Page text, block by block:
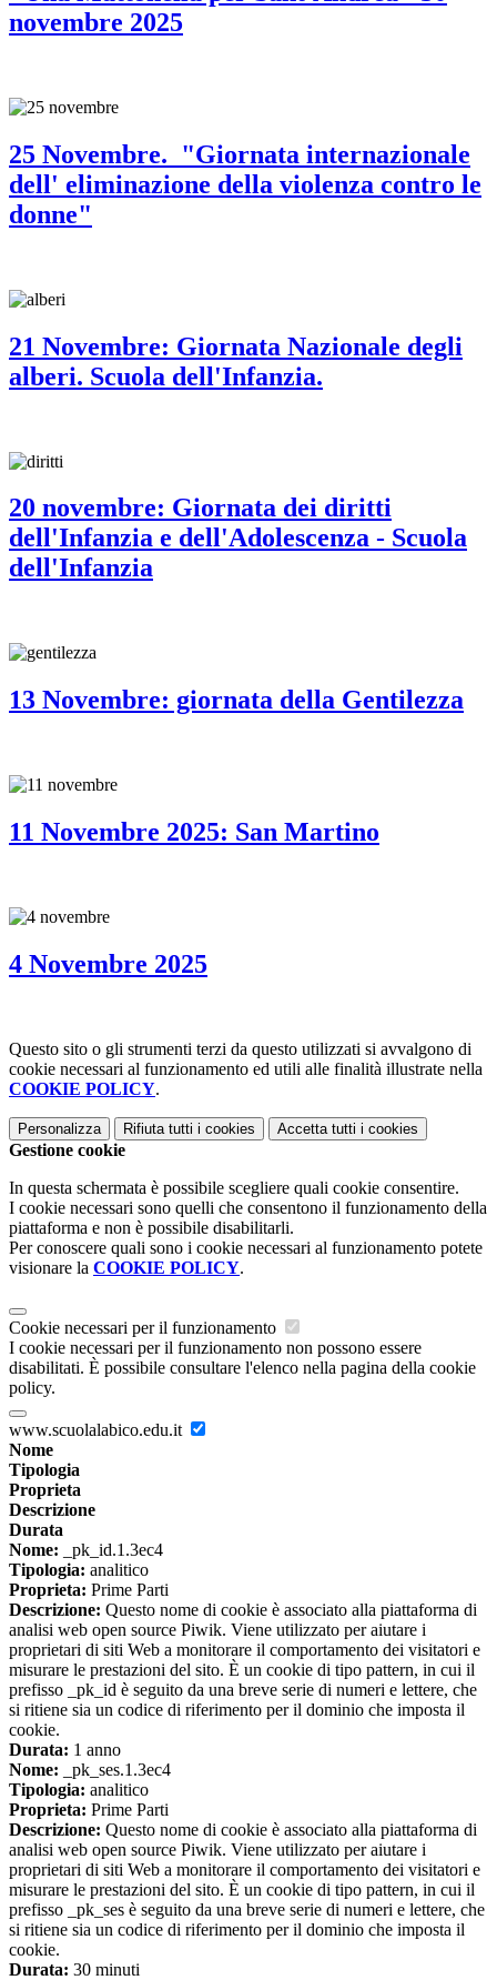
novembre 2025
25 Novembre. "Giornata internazionale
dell' eliminazione della violenza contro le
donne"
21 Novembre: Giornata Nazionale degli
alberi. Scuola dell'Infanzia.
20 novembre: Giornata dei diritti
dell'Infanzia e dell'Adolescenza - Scuola
dell'Infanzia
13 Novembre: giornata della Gentilezza
11 Novembre 2025: San Martino
4 Novembre 2025
Questo sito o gli strumenti terzi da questo utilizzati si avvalgono di
cookie necessari al funzionamento ed utili alle finalità illustrate nella
COOKIE POLICY.
Personalizza Rifiuta tutti i cookies Accetta tutti i cookies
Gestione cookie
In questa schermata è possibile scegliere quali cookie consentire.
I cookie necessari sono quelli che consentono il funzionamento della
piattaforma e non è possibile disabilitarli.
Per conoscere quali sono i cookie necessari al funzionamento potete
visionare la COOKIE POLICY.
Cookie necessari per il funzionamento
I cookie necessari per il funzionamento non possono essere
disabilitati. È possibile consultare l'elenco nella pagina della cookie
policy.
www.scuolalabico.edu.it
Nome
Tipologia
Proprieta
Descrizione
Durata
Nome: _pk_id.1.3ec4
Tipologia: analitico
Proprieta: Prime Parti
Descrizione: Questo nome di cookie è associato alla piattaforma di
analisi web open source Piwik. Viene utilizzato per aiutare i
proprietari di siti Web a monitorare il comportamento dei visitatori e
misurare le prestazioni del sito. È un cookie di tipo pattern, in cui il
prefisso _pk_id è seguito da una breve serie di numeri e lettere, che
si ritiene sia un codice di riferimento per il dominio che imposta il
cookie.
Durata: 1 anno
Nome: _pk_ses.1.3ec4
Tipologia: analitico
Proprieta: Prime Parti
Descrizione: Questo nome di cookie è associato alla piattaforma di
analisi web open source Piwik. Viene utilizzato per aiutare i
proprietari di siti Web a monitorare il comportamento dei visitatori e
misurare le prestazioni del sito. È un cookie di tipo pattern, in cui il
prefisso _pk_ses è seguito da una breve serie di numeri e lettere, che
si ritiene sia un codice di riferimento per il dominio che imposta il
cookie.
Durata: 30 minuti